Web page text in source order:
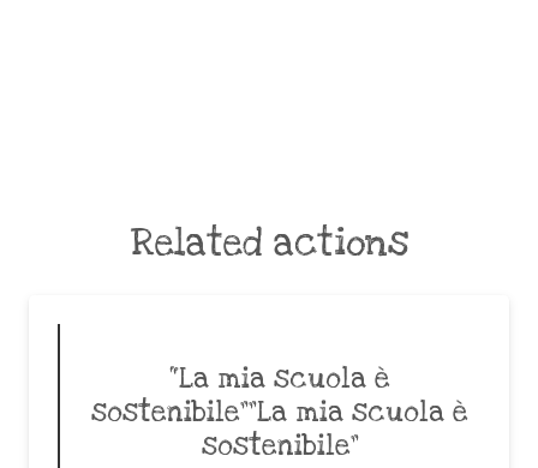
Related actions
“La mia scuola è
sostenibile””La mia scuola è
sostenibile”